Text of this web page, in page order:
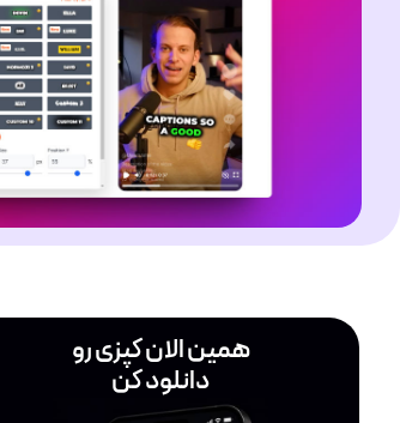
همین الان کپزی رو
دانلود کن